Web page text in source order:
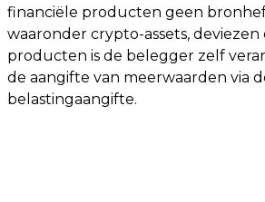
financiële producten geen
waaronder crypto-assets, deviezen
producten is de belegger zelf
de aangifte van meerwaarden via
belastingaangifte.